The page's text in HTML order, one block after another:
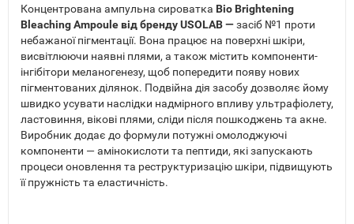
Концентрована ампульна сироватка Bio Brightening
Bleaching Ampoule від бренду USOLAB —засіб №1 проти
небажаної пігментації. Вона працює на поверхні шкіри,
висвітлюючи наявні плями, а також містить компоненти-
інгібітори меланогенезу, щоб попередити появу нових
пігментованих ділянок. Подвійна дія засобу дозволяє йому
швидко усувати наслідки надмірного впливу ультрафіолету,
ластовиння, вікові плями, сліди після пошкоджень та акне.
Виробник додає до формули потужні омолоджуючі
компоненти — амінокислоти та пептиди, які запускають
процеси оновлення та реструктуризацію шкіри, підвищують
її пружність та еластичність.